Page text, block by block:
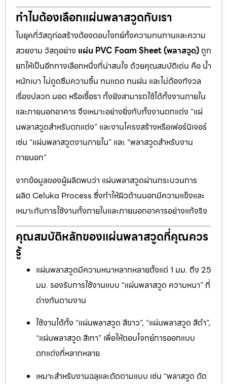
ทำไมต้องเลือกแผ่นพลาสวูดกับเรา
ในยุคที่วัสดุก่อสร้างต้องตอบโจทย์ทั้งความทนทานและความ
สวยงาม วัสดุอย่าง แผ่น PVC Foam Sheet (พลาสวูด) ถูก
ยกให้เป็นอีกทางเลือกหนึ่งที่น่าสนใจ ด้วยคุณสมบัติเด่น คือ น้ำ
หนักเบา ไม่ดูดซึมความชื้น ทนแดด ทนฝน และไม่ต้องกังวล
เรื่องปลวก มอด หรือเชื้อรา ทั้งยังสามารถใช้ได้ทั้งงานภายใน
และภายนอกอาคาร จึงเหมาะอย่างยิ่งกับทั้งงานตกแต่ง “แผ่
นพลาสวูดสำหรับตกแต่ง” และงานโครงสร้างหรือเฟอร์นิเจอร์
เช่น “แผ่นพลาสวูดงานภายใน” และ “พลาสวูดสำหรับงาน
ภายนอก”
จากข้อมูลของผู้ผลิตพบว่า แผ่นพลาสวูดผ่านกระบวนการ
ผลิต Celuka Process ซึ่งทำให้ผิวด้านนอกมีความแข็งและ
เหมาะกับการใช้งานทั้งภายในและภายนอกอาคารอย่างแท้จริง
คุณสมบัติหลักของแผ่นพลาสวูดที่คุณควร
รู้
แผ่นพลาสวูดมีความหนาหลากหลายตั้งแต่ 1 มม. ถึง 25
มม. รองรับการใช้งานแบบ “แผ่นพลาสวูด ความหนา” ที่
ต่างกันตามงาน
ใช้งานได้ทั้ง “แผ่นพลาสวูด สีขาว”, “แผ่นพลาสวูด สีดำ”,
“แผ่นพลาสวูด สีเทา” เพื่อให้ตอบโจทย์การออกแบบ
ตกแต่งที่หลากหลาย
เหมาะสำหรับงานฉลุและตัดตามแบบ เช่น “พลาสวูด ตัด